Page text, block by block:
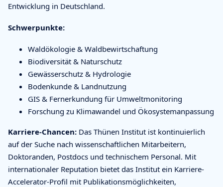
Entwicklung in Deutschland.
Schwerpunkte:
Waldökologie & Waldbewirtschaftung
Biodiversität & Naturschutz
Gewässerschutz & Hydrologie
Bodenkunde & Landnutzung
GIS & Fernerkundung für Umweltmonitoring
Forschung zu Klimawandel und Ökosystemanpassung
Karriere-Chancen: Das Thünen Institut ist kontinuierlich
auf der Suche nach wissenschaftlichen Mitarbeitern,
Doktoranden, Postdocs und technischem Personal. Mit
internationaler Reputation bietet das Institut ein Karriere-
Accelerator-Profil mit Publikationsmöglichkeiten,